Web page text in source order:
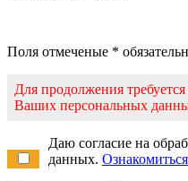
Поля отмеченые *
Для продолжения
Ваших персональных
Даю согласие на
данных.